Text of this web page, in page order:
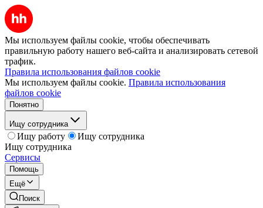
Мы используем файлы cookie, чтобы обеспечивать
правильную работу нашего веб-сайта и анализировать сетевой
трафик.
Правила использования файлов cookie
Мы используем файлы cookie. Правила использования
файлов cookie
Понятно
Ищу сотрудника
Ищу работу
Ищу сотрудника
Ищу сотрудника
Сервисы
Помощь
Ещё
Поиск